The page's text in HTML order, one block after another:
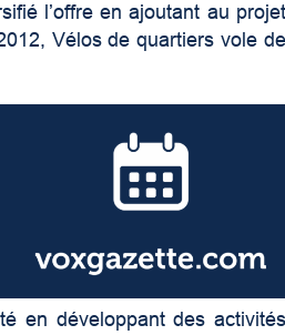
l’offre en ajoutant au projet
Vélos de quartiers vole de
en développant des activités